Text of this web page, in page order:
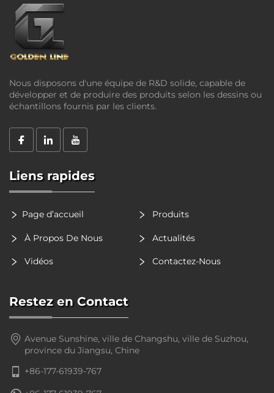
Nous disposons d'une équipe de R&D solide, capable de
développer et de produire des produits selon les dessins ou
échantillons fournis par les clients.
Liens rapides
Page d’accueil Produits
À Propos De Nous Actualités
Vidéos Contactez-Nous
Restez en Contact
Avenue Sunshine, ville de Changshu, ville de Suzhou,
province du Jiangsu, Chine
+86-177-61939-767